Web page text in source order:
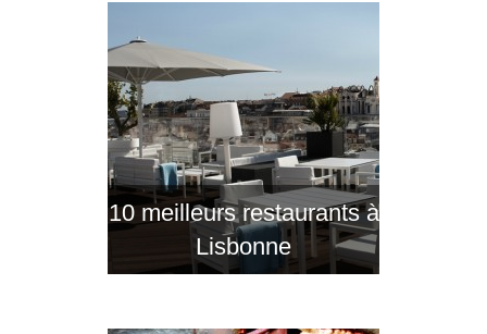
10 meilleurs restaurants à
Lisbonne